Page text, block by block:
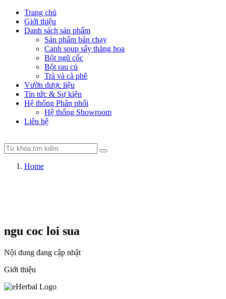
Trang chủ
Giới thiệu
Danh sách sản phẩm
Sản phẩm bán chạy
Canh soup sấy thăng hoa
Bột ngũ cốc
Bột rau củ
Trà và cà phê
Vườn dược liệu
Tin tức & Sự kiện
Hệ thống Phân phối
Hệ thống Showroom
Liên hệ
Home
ngu coc loi sua
Nội dung đang cập nhật
Giới thiệu